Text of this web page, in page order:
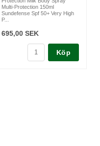
Multi-Protection 150ml
Sundefense Spf 50+ Very High
P...
695,00 SEK
Köp